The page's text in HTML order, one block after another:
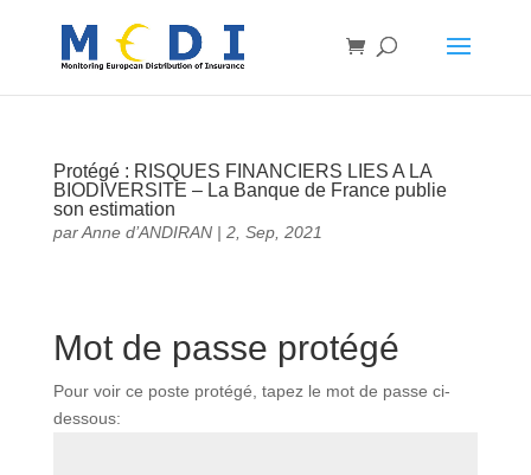
Protégé : RISQUES FINANCIERS LIES A LA
BIODIVERSITE – La Banque de France publie
son estimation
parAnne d’ANDIRAN| 2, Sep, 2021
Mot de passe protégé
Pour voir ce poste protégé, tapez le mot de passe ci-
dessous: